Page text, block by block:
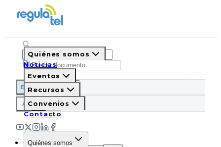
ES IT
A A A
Quiénes somos
Noticias
Eventos
Recursos
Convenios
Contacto
Quiénes somos